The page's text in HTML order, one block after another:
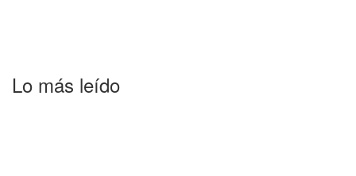
Lo más leído